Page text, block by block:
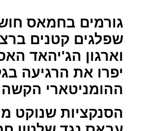
גורמים בחמאס
שפלגים קטנים
וארגון הג'יהאד
יפרו את הרגיעה
ההומניטארי
הסנקציות שנוקט